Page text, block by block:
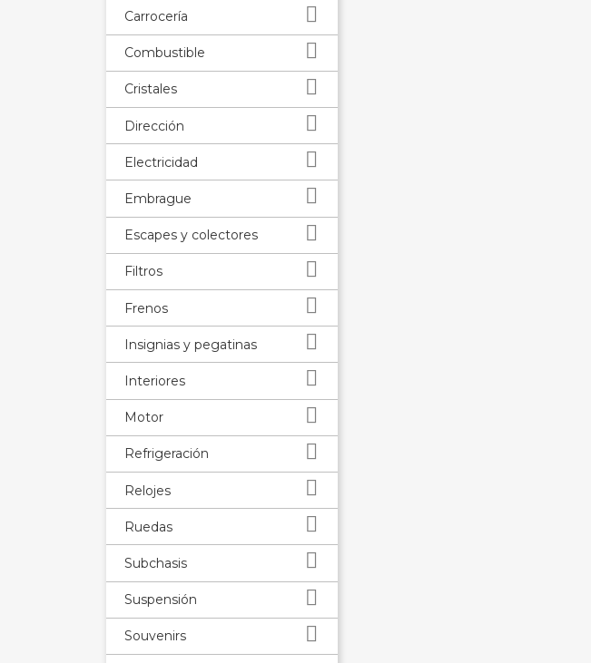
Carrocería 
Combustible 
Cristales 
Dirección 
Electricidad 
Embrague 
Escapes y colectores 
Filtros 
Frenos 
Insignias y pegatinas 
Interiores 
Motor 
Refrigeración 
Relojes 
Ruedas 
Subchasis 
Suspensión 
Souvenirs 